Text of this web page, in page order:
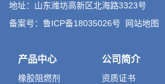
地址：山东潍坊高新区北海路3323号
备案号：鲁ICP备18035026号
网站地图
产品中心
橡胶阻燃剂
公司简介
资质证书